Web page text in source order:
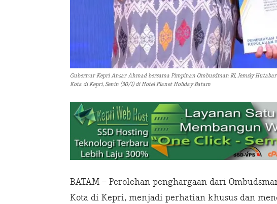
Gubernur Kepri Ansar Ahmad bersama Pimpinan Ombusdman RI, Jemsly
Kota di Kepri, Senin (30/1) di Hotel Planet Holiday Batam
BATAM – Perolehan penghargaan dari
Kota di Kepri, menjadi perhatian khusus dan